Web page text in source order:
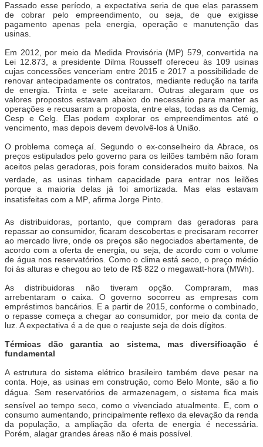
Passado esse período, a expectativa seria de que elas parassem
de cobrar pelo empreendimento, ou seja, de que exigisse
pagamento apenas pela energia, operação e manutenção das
usinas.
Em 2012, por meio da Medida Provisória (MP) 579, convertida na
Lei 12.873, a presidente Dilma Rousseff ofereceu às 109 usinas
cujas concessões venceriam entre 2015 e 2017 a possibilidade de
renovar antecipadamente os contratos, mediante redução na tarifa
de energia. Trinta e sete aceitaram. Outras alegaram que os
valores propostos estavam abaixo do necessário para manter as
operações e recusaram a proposta, entre elas, todas as da Cemig,
Cesp e Celg. Elas podem explorar os empreendimentos até o
vencimento, mas depois devem devolvê-los à União.
O problema começa aí. Segundo o ex-conselheiro da Abrace, os
preços estipulados pelo governo para os leilões também não foram
aceitos pelas geradoras, pois foram considerados muito baixos. Na
verdade, as usinas tinham capacidade para entrar nos leilões
porque a maioria delas já foi amortizada. Mas elas estavam
insatisfeitas com a MP, afirma Jorge Pinto.
As distribuidoras, portanto, que compram das geradoras para
repassar ao consumidor, ficaram descobertas e precisaram recorrer
ao mercado livre, onde os preços são negociados abertamente, de
acordo com a oferta de energia, ou seja, de acordo com o volume
de água nos reservatórios. Como o clima está seco, o preço médio
foi às alturas e chegou ao teto de R$ 822 o megawatt-hora (MWh).
As distribuidoras não tiveram opção. Compraram, mas
arrebentaram o caixa. O governo socorreu as empresas com
empréstimos bancários. E a partir de 2015, conforme o combinado,
o repasse começa a chegar ao consumidor, por meio da conta de
luz. A expectativa é a de que o reajuste seja de dois dígitos.
Térmicas dão garantia ao sistema, mas diversificação é
fundamental
A estrutura do sistema elétrico brasileiro também deve pesar na
conta. Hoje, as usinas em construção, como Belo Monte, são a fio
dágua. Sem reservatórios de armazenagem, o sistema fica mais
sensível ao tempo seco, como o vivenciado atualmente. E, com o
consumo aumentando, principalmente reflexo da elevação da renda
da população, a ampliação da oferta de energia é necessária.
Porém, alagar grandes áreas não é mais possível.